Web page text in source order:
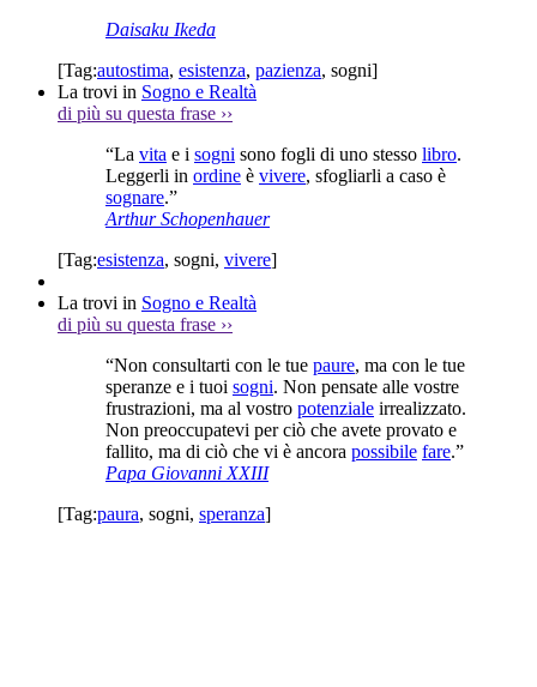
Daisaku Ikeda
[Tag:autostima, esistenza, pazienza, sogni]
La trovi in Sogno e Realtà
di più su questa frase ››
“La vita e i sogni sono fogli di uno stesso libro.
Leggerli in ordine è vivere, sfogliarli a caso è
sognare.”
Arthur Schopenhauer
[Tag:esistenza, sogni, vivere]
La trovi in Sogno e Realtà
di più su questa frase ››
“Non consultarti con le tue paure, ma con le tue
speranze e i tuoi sogni. Non pensate alle vostre
frustrazioni, ma al vostro potenziale irrealizzato.
Non preoccupatevi per ciò che avete provato e
fallito, ma di ciò che vi è ancora possibile fare.”
Papa Giovanni XXIII
[Tag:paura, sogni, speranza]